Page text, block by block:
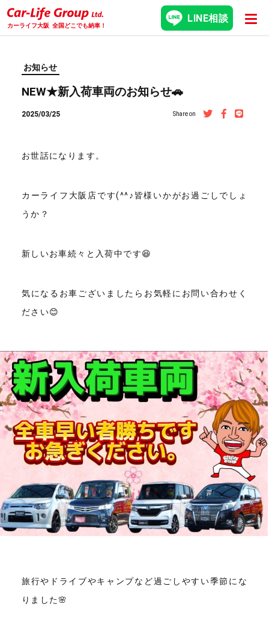
カーライフ大阪 全国どこでも納車！
LINE相談
お知らせ
NEW★新入荷車両のお知らせ🚗
2025/03/25 Share on
お世話になります。
カーライフ大阪店です(^^♪皆様いかがお過ごしでしょ
うか？
新しいお車続々と入荷中です😆
気になるお車ございましたらお気軽にお問い合わせく
ださい😊
旅行やドライブやキャンプなど過ごしやすい季節にな
りました🌸